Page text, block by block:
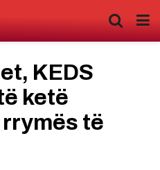
KEDS
ketë
të